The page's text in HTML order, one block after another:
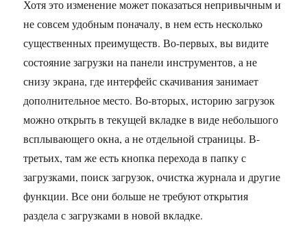
Хотя это изменение может показаться непривычным и
не совсем удобным поначалу, в нем есть несколько
существенных преимуществ. Во-первых, вы видите
состояние загрузки на панели инструментов, а не
снизу экрана, где интерфейс скачивания занимает
дополнительное место. Во-вторых, историю загрузок
можно открыть в текущей вкладке в виде небольшого
всплывающего окна, а не отдельной страницы. В-
третьих, там же есть кнопка перехода в папку с
загрузками, поиск загрузок, очистка журнала и другие
функции. Все они больше не требуют открытия
раздела с загрузками в новой вкладке.